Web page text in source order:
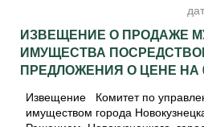
ИЗВЕЩЕНИЕ О ПРОДАЖЕ
ИМУЩЕСТВА
ПРЕДЛОЖЕНИЯ О ЦЕНЕ НА
Извещение Комитет по
имуществом города